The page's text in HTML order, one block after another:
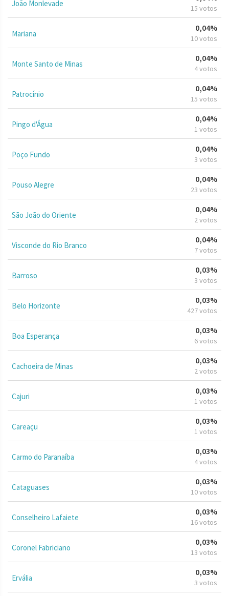
João Monlevade 15 votos
Mariana
0,04%
10 votos
Monte Santo de Minas
0,04%
4 votos
Patrocínio
0,04%
15 votos
Pingo d'Água
0,04%
1 votos
Poço Fundo
0,04%
3 votos
Pouso Alegre
0,04%
23 votos
São João do Oriente
0,04%
2 votos
Visconde do Rio Branco
0,04%
7 votos
Barroso
0,03%
3 votos
Belo Horizonte
0,03%
427 votos
Boa Esperança
0,03%
6 votos
Cachoeira de Minas
0,03%
2 votos
Cajuri
0,03%
1 votos
Careaçu
0,03%
1 votos
Carmo do Paranaíba
0,03%
4 votos
Cataguases
0,03%
10 votos
Conselheiro Lafaiete
0,03%
16 votos
Coronel Fabriciano
0,03%
13 votos
Ervália
0,03%
3 votos